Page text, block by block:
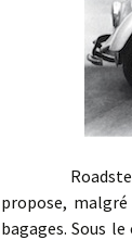
Roadster
propose,
bagages. Sous